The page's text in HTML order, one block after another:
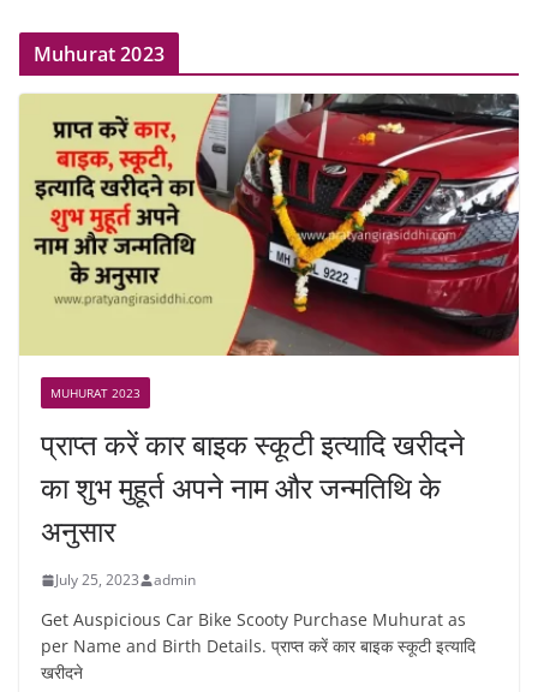
Muhurat 2023
MUHURAT 2023
प्राप्त करें कार बाइक स्कूटी इत्यादि खरीदने
का शुभ मुहूर्त अपने नाम और जन्मतिथि के
अनुसार
July 25, 2023 admin
Get Auspicious Car Bike Scooty Purchase Muhurat as
per Name and Birth Details. प्राप्त करें कार बाइक स्कूटी इत्यादि
खरीदने